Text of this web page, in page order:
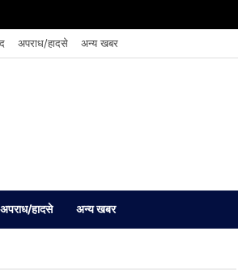
अपराध/हादसे अन्य खबर
अपराध/हादसे अन्य खबर